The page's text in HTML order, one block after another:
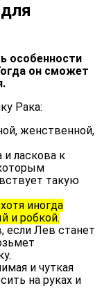
особенности
он сможет
Рака:
женственной,
и ласкова к
такую
иногда
и робкой.
если Лев станет
и чуткая
на руках и